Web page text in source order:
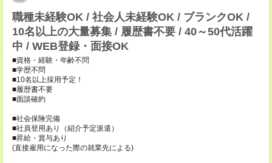
職種未経験OK / 社会人未経験OK / ブランクOK /
10名以上の大量募集 / 履歴書不要 / 40～50代活躍
中 / WEB登録・面接OK
■資格・経験・年齢不問
■学歴不問
■10名以上採用予定！
■履歴書不要
■面談確約
■社会保険完備
■社員登用あり（紹介予定派遣）
■昇給・賞与あり
(直接雇用になった際の就業先による)